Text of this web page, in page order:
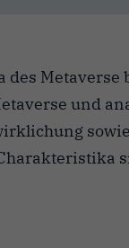
Metaverse
und